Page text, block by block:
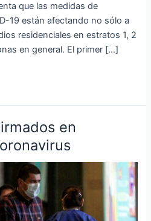
que las medidas de
19 están afectando no sólo a
residenciales en estratos 1, 2
en general. El primer […]
en